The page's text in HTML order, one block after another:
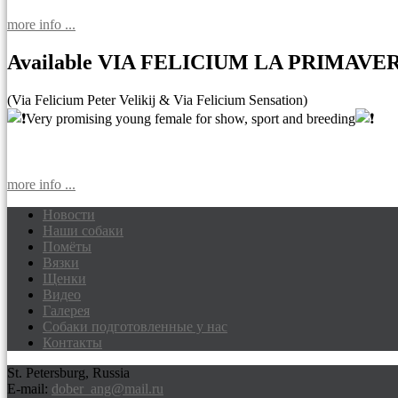
more info ...
Available VIA FELICIUM LA
(Via Felicium Peter Velikij & Via Felicium Sensation)
Very promising young female for show, sport and breeding
more info ...
Доберманы питомник Via Felicium,
Новости
Наши собаки
Помёты
Вязки
Щенки
Видео
Галерея
Собаки подготовленные у нас
Контакты
St. Petersburg, Russia
E-mail: dober_ang@mail.ru